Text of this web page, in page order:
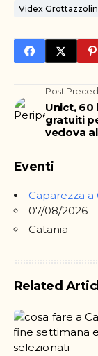
Videx
Post
Unict, 60
gratuiti
vedova
Eventi
Caparezza a
07/08/2026
Catania
Related